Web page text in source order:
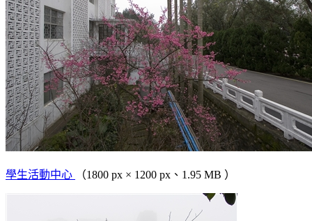
學生活動中心 （1800 px × 1200 px、1.95 MB ）